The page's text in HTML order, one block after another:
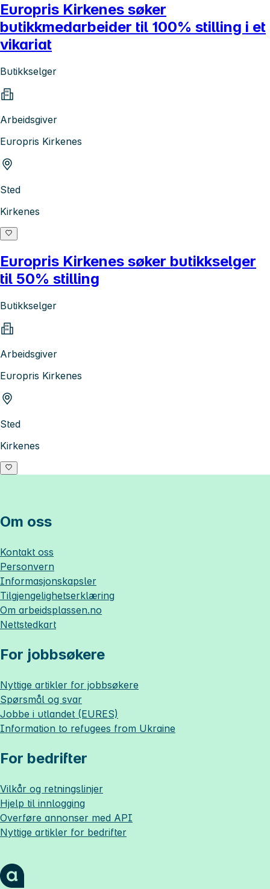
Europris Kirkenes søker
butikkmedarbeider til 100% stilling i et
vikariat
Butikkselger
Arbeidsgiver
Europris Kirkenes
Sted
Kirkenes
Europris Kirkenes søker butikkselger
til 50% stilling
Butikkselger
Arbeidsgiver
Europris Kirkenes
Sted
Kirkenes
Om oss
Kontakt oss
Personvern
Informasjonskapsler
Tilgjengelighetserklæring
Om arbeidsplassen.no
Nettstedkart
For jobbsøkere
Nyttige artikler for jobbsøkere
Spørsmål og svar
Jobbe i utlandet (EURES)
Information to refugees from Ukraine
For bedrifter
Vilkår og retningslinjer
Hjelp til innlogging
Overføre annonser med API
Nyttige artikler for bedrifter